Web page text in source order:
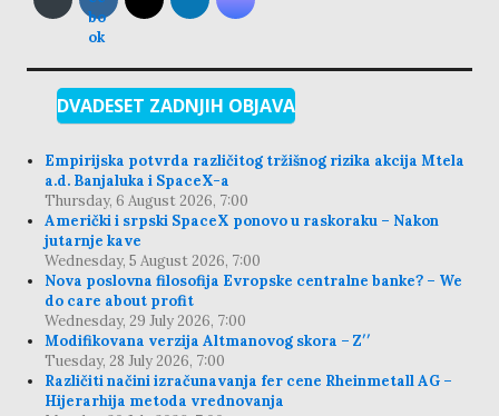
DVADESET ZADNJIH OBJAVA
Empirijska potvrda različitog tržišnog rizika akcija Mtela
a.d. Banjaluka i SpaceX-a
Thursday, 6 August 2026, 7:00
Američki i srpski SpaceX ponovo u raskoraku – Nakon
jutarnje kave
Wednesday, 5 August 2026, 7:00
Nova poslovna filosofija Evropske centralne banke? – We
do care about profit
Wednesday, 29 July 2026, 7:00
Modifikovana verzija Altmanovog skora – Z′′
Tuesday, 28 July 2026, 7:00
Različiti načini izračunavanja fer cene Rheinmetall AG –
Hijerarhija metoda vrednovanja